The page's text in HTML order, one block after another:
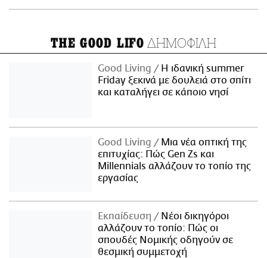
THE GOOD LIFO ΔΗΜΟΦΙΛΗ
Good Living
Η ιδανική summer
Friday ξεκινά με δουλειά στο σπίτι
και καταλήγει σε κάποιο νησί
Good Living
Μια νέα οπτική της
επιτυχίας: Πώς Gen Zs και
Millennials αλλάζουν το τοπίο της
εργασίας
Εκπαίδευση
Νέοι δικηγόροι
αλλάζουν το τοπίο: Πώς οι
σπουδές Νομικής οδηγούν σε
θεσμική συμμετοχή